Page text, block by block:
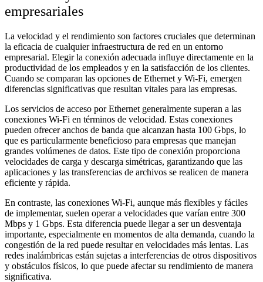
empresariales
La velocidad y el rendimiento son factores cruciales que determinan
la eficacia de cualquier infraestructura de red en un entorno
empresarial. Elegir la conexión adecuada influye directamente en la
productividad de los empleados y en la satisfacción de los clientes.
Cuando se comparan las opciones de Ethernet y Wi-Fi, emergen
diferencias significativas que resultan vitales para las empresas.
Los servicios de acceso por Ethernet generalmente superan a las
conexiones Wi-Fi en términos de velocidad. Estas conexiones
pueden ofrecer anchos de banda que alcanzan hasta 100 Gbps, lo
que es particularmente beneficioso para empresas que manejan
grandes volúmenes de datos. Este tipo de conexión proporciona
velocidades de carga y descarga simétricas, garantizando que las
aplicaciones y las transferencias de archivos se realicen de manera
eficiente y rápida.
En contraste, las conexiones Wi-Fi, aunque más flexibles y fáciles
de implementar, suelen operar a velocidades que varían entre 300
Mbps y 1 Gbps. Esta diferencia puede llegar a ser un desventaja
importante, especialmente en momentos de alta demanda, cuando la
congestión de la red puede resultar en velocidades más lentas. Las
redes inalámbricas están sujetas a interferencias de otros dispositivos
y obstáculos físicos, lo que puede afectar su rendimiento de manera
significativa.